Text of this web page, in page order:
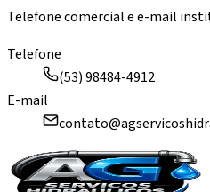
Telefone comercial e e-mail
Telefone
(53) 98484-4912
E-mail